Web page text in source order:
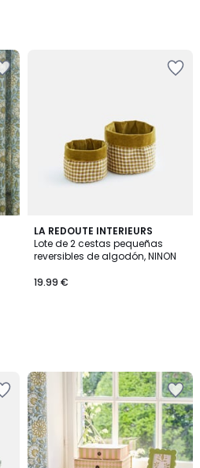
LA REDOUTE INTERIEURS
Lote de 2 cestas pequeñas
reversibles de algodón, NINON
19.99 €